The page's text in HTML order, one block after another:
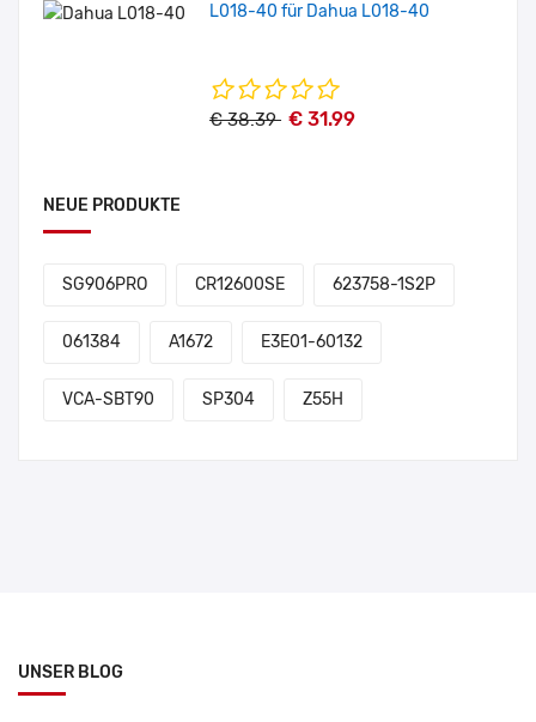
L018-40 für Dahua L018-40
€ 38.39 € 31.99
NEUE PRODUKTE
SG906PRO CR12600SE 623758-1S2P
061384 A1672 E3E01-60132
VCA-SBT90 SP304 Z55H
UNSER BLOG